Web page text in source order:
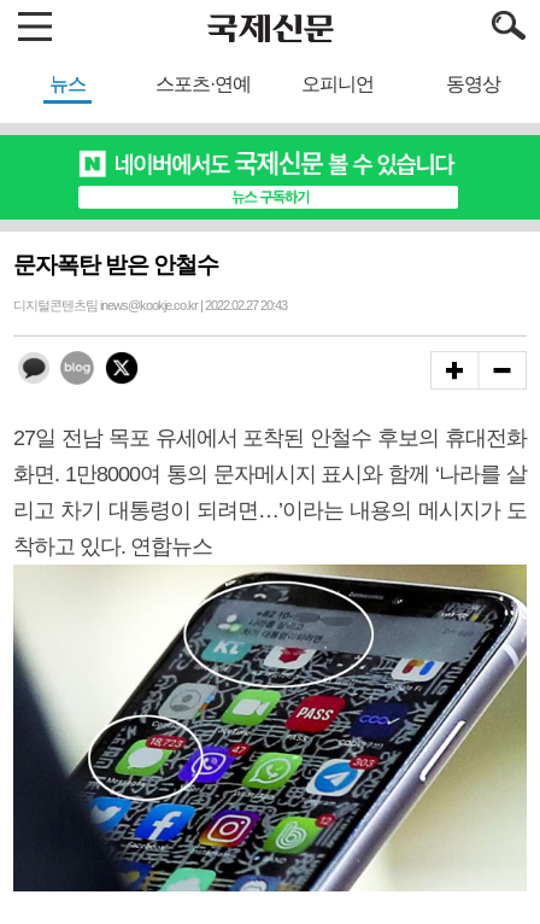
뉴스 스포츠·연예 오피니언 동영상
문자폭탄 받은 안철수
디지털콘텐츠팀 inews@kookje.co.kr | 2022.02.27 20:43
27일 전남 목포 유세에서 포착된 안철수 후보의 휴대전화
화면. 1만8000여 통의 문자메시지 표시와 함께 ‘나라를 살
리고 차기 대통령이 되려면…’이라는 내용의 메시지가 도
착하고 있다. 연합뉴스